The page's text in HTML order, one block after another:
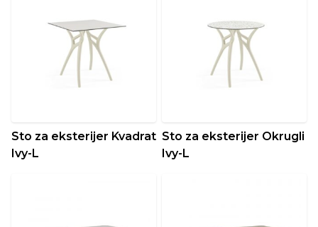
Sto za eksterijer Kvadrat
Ivy-L
Sto za eksterijer Okrugli
Ivy-L